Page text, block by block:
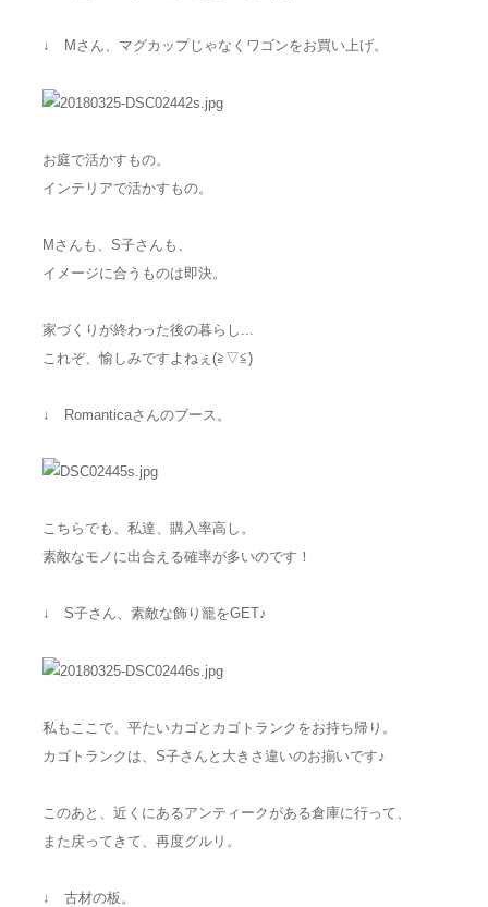
↓ Mさん、マグカップじゃなくワゴンをお買い上げ。
お庭で活かすもの。
インテリアで活かすもの。
Mさんも、S子さんも、
イメージに合うものは即決。
家づくりが終わった後の暮らし...
これぞ、愉しみですよねぇ(≧▽≦)
↓ Romanticaさんのブース。
こちらでも、私達、購入率高し。
素敵なモノに出合える確率が多いのです！
↓ S子さん、素敵な飾り籠をGET♪
私もここで、平たいカゴとカゴトランクをお持ち帰り。
カゴトランクは、S子さんと大きさ違いのお揃いです♪
このあと、近くにあるアンティークがある倉庫に行って、
また戻ってきて、再度グルリ。
↓ 古材の板。